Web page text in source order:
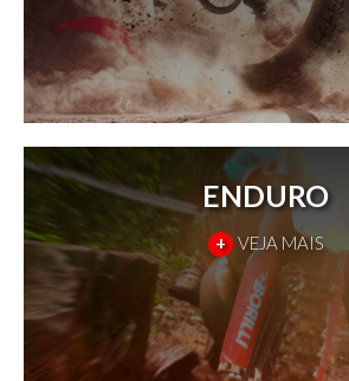
ENDURO
+ VEJA MAIS